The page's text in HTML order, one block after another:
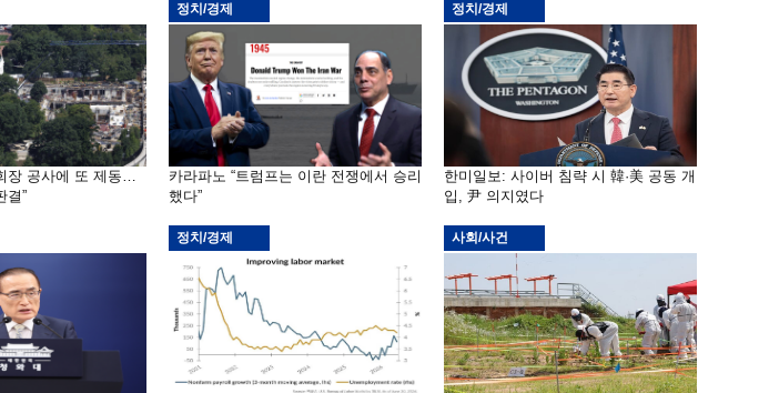
장 공사에 또 제동…
결”
정치/경제
카라파노 “트럼프는 이란 전쟁에서 승리
했다”
정치/경제
한미일보: 사이버 침략 시 韓·美 공동 개
입, 尹 의지였다
정치/경제 사회/사건